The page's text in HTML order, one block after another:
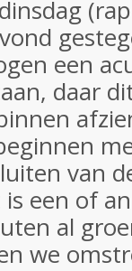
een
daar
van
een of
al
we